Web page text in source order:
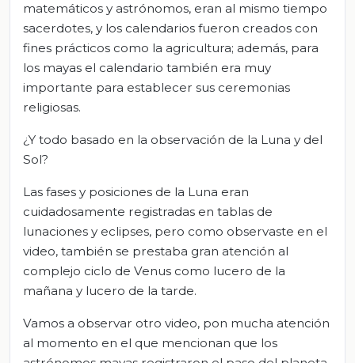
matemáticos y astrónomos, eran al mismo tiempo
sacerdotes, y los calendarios fueron creados con
fines prácticos como la agricultura; además, para
los mayas el calendario también era muy
importante para establecer sus ceremonias
religiosas.
¿Y todo basado en la observación de la Luna y del
Sol?
Las fases y posiciones de la Luna eran
cuidadosamente registradas en tablas de
lunaciones y eclipses, pero como observaste en el
video, también se prestaba gran atención al
complejo ciclo de Venus como lucero de la
mañana y lucero de la tarde.
Vamos a observar otro video, pon mucha atención
al momento en el que mencionan que los